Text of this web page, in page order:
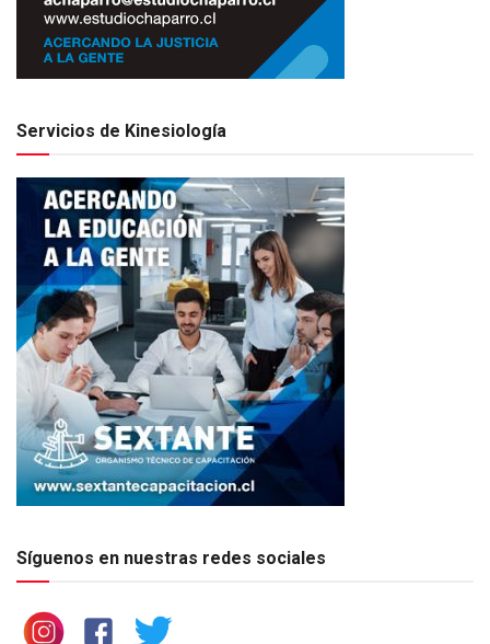
Servicios de Kinesiología
Síguenos en nuestras redes sociales